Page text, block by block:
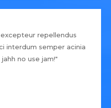
repellendus
interdum semper acinia
no use jam!"